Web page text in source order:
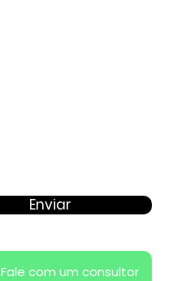
Enviar
Fale com um consultor